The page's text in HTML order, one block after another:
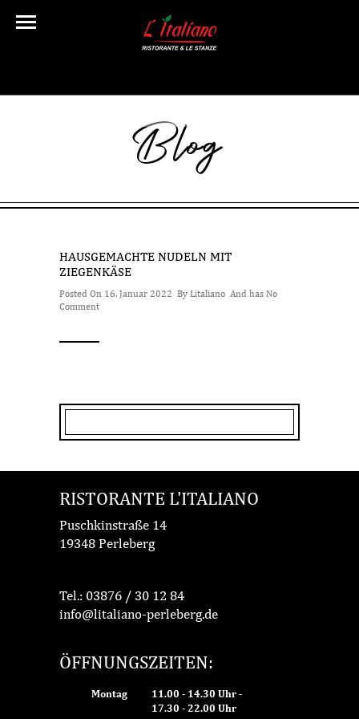
Blog
HAUSGEMACHTE NUDELN MIT
ZIEGENKÄSE
Posted On 16. Januar 2022 By Litaliano And has No
Comment
RISTORANTE L'ITALIANO
Puschkinstraße 14
19348 Perleberg
Tel.: 03876 / 30 12 84
info@litaliano-perleberg.de
ÖFFNUNGSZEITEN:
Montag
11.00 - 14.30 Uhr -
17.30 - 22.00 Uhr